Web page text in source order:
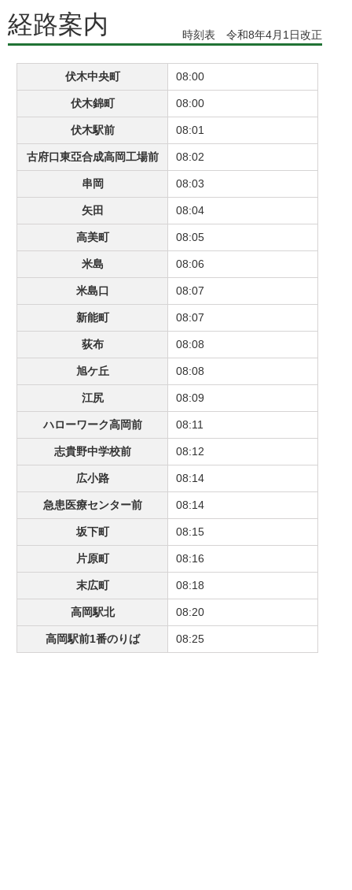
経路案内 時刻表 令和8年4月1日改正
伏木中央町 08:00
伏木錦町 08:00
伏木駅前 08:01
古府口東亞合成高岡工場前 08:02
串岡 08:03
矢田 08:04
高美町 08:05
米島 08:06
米島口 08:07
新能町 08:07
荻布 08:08
旭ケ丘 08:08
江尻 08:09
ハローワーク高岡前 08:11
志貴野中学校前 08:12
広小路 08:14
急患医療センター前 08:14
坂下町 08:15
片原町 08:16
末広町 08:18
高岡駅北 08:20
高岡駅前1番のりば 08:25